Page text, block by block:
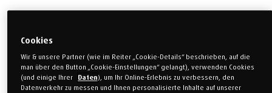
Einzelbett
80 x 200 cm
Einzelbett
90 x 200 cm
Cookies
Wir & unsere Partner (wie im Reiter „Cookie-Details“ beschrieben, auf die
man über den Button „Cookie-Einstellungen“ gelangt), verwenden Cookies
(und einige Ihrer
Daten), um Ihr Online-Erlebnis zu verbessern, den
Datenverkehr zu messen und Ihnen personalisierte Inhalte auf unserer